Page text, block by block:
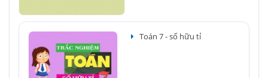
Toán 7 - số hữu tỉ